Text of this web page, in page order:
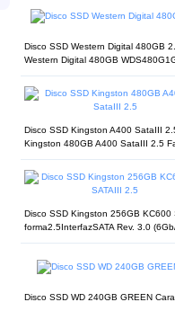
Disco SSD Western Digital 480GB
Western Digital 480GB
Disco SSD Kingston A400 SataIII
Kingston 480GB A400 SataIII 2.5
Disco SSD Kingston 256GB
forma2.5InterfazSATA Rev. 3.0
Disco SSD WD 240GB GREEN